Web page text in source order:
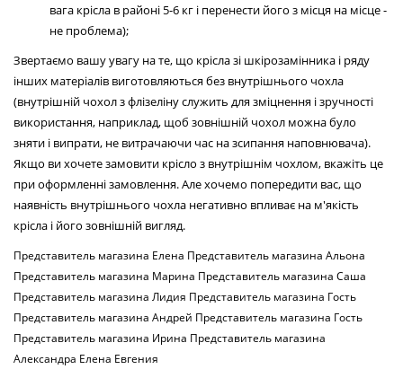
вага крісла в районі 5-6 кг і перенести його з місця на місце -
не проблема);​
Звертаємо вашу увагу на те, що крісла зі шкірозамінника і ряду
інших матеріалів виготовляються без внутрішнього чохла
(внутрішній чохол з флізеліну служить для зміцнення і зручності
використання, наприклад, щоб зовнішній чохол можна було
зняти і випрати, не витрачаючи час на зсипання наповнювача).
Якщо ви хочете замовити крісло з внутрішнім чохлом, вкажіть це
при оформленні замовлення. Але хочемо попередити вас, що
наявність внутрішнього чохла негативно впливає на м'якість
крісла і його зовнішній вигляд.
Представитель магазина Елена Представитель магазина Альона
Представитель магазина Марина Представитель магазина Саша
Представитель магазина Лидия Представитель магазина Гость
Представитель магазина Андрей Представитель магазина Гость
Представитель магазина Ирина Представитель магазина
Александра Елена Евгения